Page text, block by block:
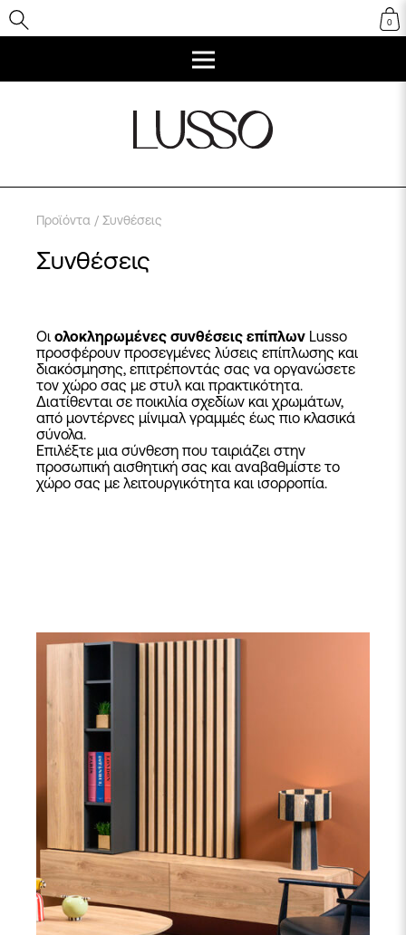
0
Προϊόντα / Συνθέσεις
Συνθέσεις
Οι ολοκληρωμένες συνθέσεις επίπλων Lusso
προσφέρουν προσεγμένες λύσεις επίπλωσης και
διακόσμησης, επιτρέποντάς σας να οργανώσετε
τον χώρο σας με στυλ και πρακτικότητα.
Διατίθενται σε ποικιλία σχεδίων και χρωμάτων,
από μοντέρνες μίνιμαλ γραμμές έως πιο κλασικά
σύνολα.
Επιλέξτε μια σύνθεση που ταιριάζει στην
προσωπική αισθητική σας και αναβαθμίστε το
χώρο σας με λειτουργικότητα και ισορροπία.